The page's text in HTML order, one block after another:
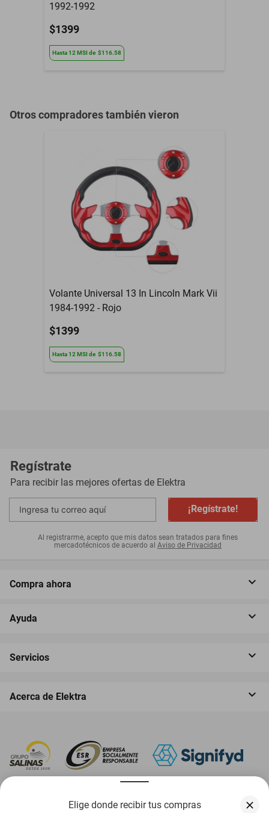
Elige donde recibir tus compras
1992-1992
$1399
Hasta12 MSIde $116.58
Otros compradores también vieron
Volante Universal 13 In Lincoln Mark Vii
1984-1992 - Rojo
$1399
Hasta12 MSIde $116.58
Regístrate
Para recibir las mejores ofertas de Elektra
¡Regístrate!
Al registrarme, acepto que mis datos sean tratados para fines
mercadotécnicos de acuerdo al Aviso de Privacidad
Compra ahora
Ayuda
Servicios
Acerca de Elektra